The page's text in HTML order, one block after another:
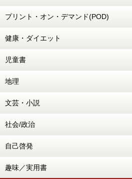
プリント・オン・デマンド(POD)
健康・ダイエット
児童書
地理
文芸・小説
社会/政治
自己啓発
趣味／実用書